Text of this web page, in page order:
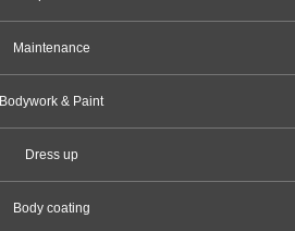
Maintenance
Bodywork & Paint
Dress up
Body coating